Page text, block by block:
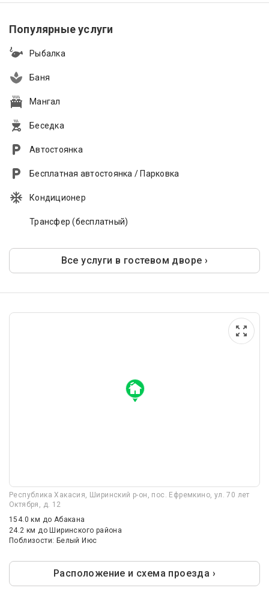
Популярные услуги
Рыбалка
Баня
Мангал
Беседка
Автостоянка
Бесплатная автостоянка / Парковка
Кондиционер
Трансфер (бесплатный)
Все услуги в гостевом дворе ›
Республика Хакасия, Ширинский р-он, пос. Ефремкино, ул. 70 лет
Октября, д. 12
154.0 км до Абакана
24.2 кмдо Ширинского района
Поблизости: Белый Июс
Расположение и схема проезда ›